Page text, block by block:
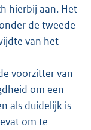
hierbij aan. Het
de tweede
van het
voorzitter van
om een
als duidelijk is
om te